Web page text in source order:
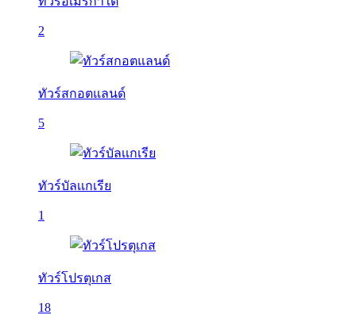
2
ทัวร์สกอตแลนด์
5
ทัวร์บัลเเกเรีย
1
ทัวร์โปรตุเกส
18